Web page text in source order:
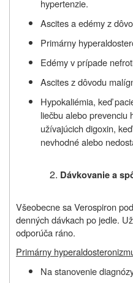
hypertenzie.
Ascites a edémy z
Primárny
Edémy v prípade
Ascites z dôvodu
Hypokaliémia, keď
liečbu alebo prevenciu
užívajúcich digoxin,
nevhodné alebo
Dávkovanie a
Všeobecne sa Verospiron
denných dávkach po jedle.
odporúča ráno.
Primárny
Na stanovenie